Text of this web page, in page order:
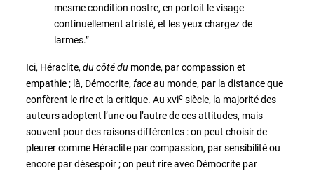
mesme condition nostre, en portoit le visage
continuellement atristé, et les yeux chargez de
larmes.”
Ici, Héraclite, du côté du monde, par compassion et
empathie ; là, Démocrite, faceau monde, par la distance que
confèrent le rire et la critique. Au xvie siècle, la majorité des
auteurs adoptent l’une ou l’autre de ces attitudes, mais
souvent pour des raisons différentes : on peut choisir de
pleurer comme Héraclite par compassion, par sensibilité ou
encore par désespoir ; on peut rire avec Démocrite par